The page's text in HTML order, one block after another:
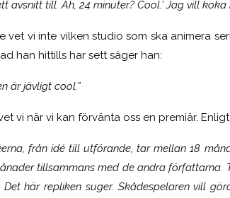
avsnitt till. Åh, 24 minuter? Cool.’ Jag vill
vet vi inte vilken studio som ska animera
han hittills har sett säger han:
är jävligt cool.”
vi när vi kan förvänta oss en premiär.
från idé till utförande, tar mellan 18
tillsammans med de andra
Det här repliken suger. Skådespelaren vill